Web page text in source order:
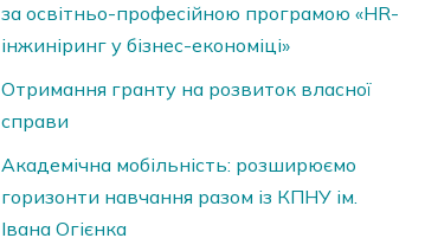
за освітньо-професійною програмою «HR-
інжиніринг у бізнес-економіці»
Отримання гранту на розвиток власної
справи
Академічна мобільність: розширюємо
горизонти навчання разом із КПНУ ім.
Івана Огієнка